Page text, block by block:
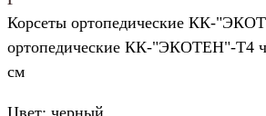
Корсеты ортопедические КК-
ортопедические КК-"ЭКОТЕН"-Т4
см